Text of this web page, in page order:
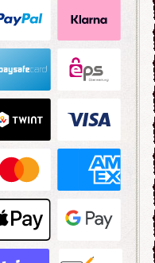
PIN: 242
2113
Jedes Gespräch, jede Beratung
ist professionell, sie nimmt
Zeit, versteht die Probleme.
So eine warme und liebevolle
Person. 🌺😇🥰